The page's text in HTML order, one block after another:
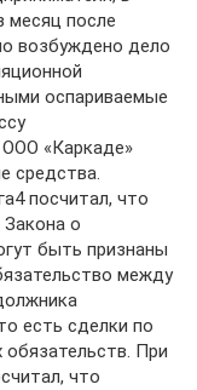
месяц после
возбуждено дело
оспариваемые
ООО «Каркаде»
средства.
посчитал, что
о
быть признаны
между
есть сделки по
При
что